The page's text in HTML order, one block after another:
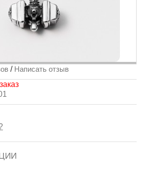
/ Написать отзыв